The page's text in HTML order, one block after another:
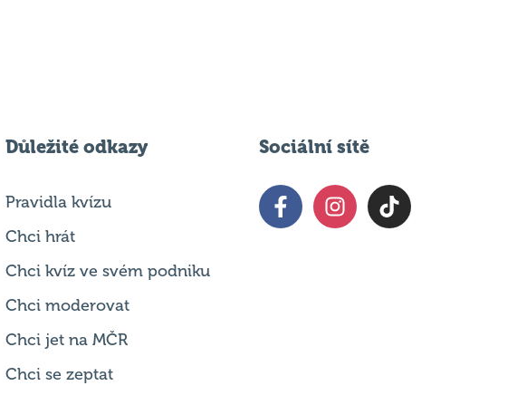
Důležité odkazy
Pravidla kvízu
Chci hrát
Chci kvíz ve svém podniku
Chci moderovat
Chci jet na MČR
Chci se zeptat
Sociální sítě